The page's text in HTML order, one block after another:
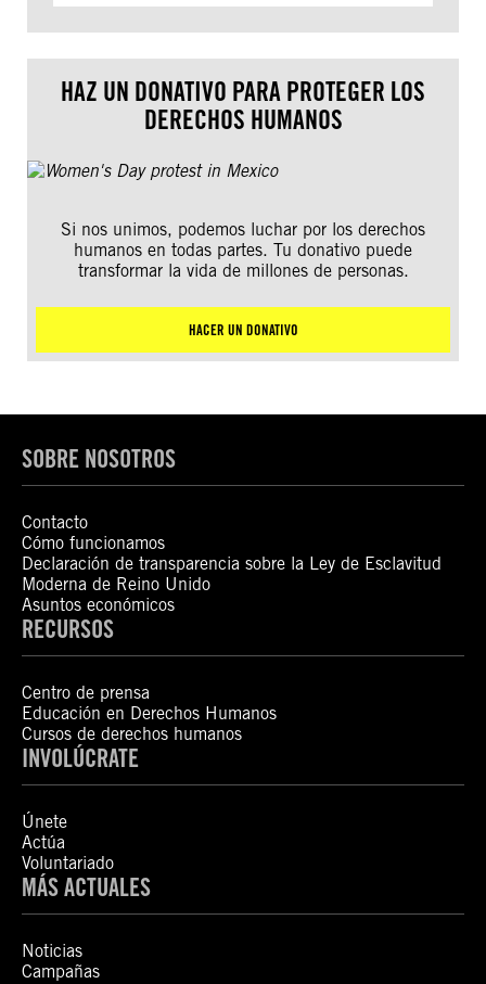
HAZ UN DONATIVO PARA PROTEGER LOS
DERECHOS HUMANOS
Si nos unimos, podemos luchar por los derechos
humanos en todas partes. Tu donativo puede
transformar la vida de millones de personas.
HACER UN DONATIVO
SOBRE NOSOTROS
Contacto
Cómo funcionamos
Declaración de transparencia sobre la Ley de Esclavitud
Moderna de Reino Unido
Asuntos económicos
RECURSOS
Centro de prensa
Educación en Derechos Humanos
Cursos de derechos humanos
INVOLÚCRATE
Únete
Actúa
Voluntariado
MÁS ACTUALES
Noticias
Campañas